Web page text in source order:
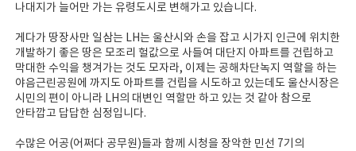
나대지가 늘어만 가는 유령도시로 변해가고 있습니다.
게다가 땅장사만 일삼는 LH는 울산시와 손을 잡고 시가지 인근에 위치한
개발하기 좋은 땅은 모조리 헐값으로 사들여 대단지 아파트를 건립하고
막대한 수익을 챙겨가는 것도 모자라, 이제는 공해차단녹지 역할을 하는
야음근린공원에 까지도 아파트를 건립을 시도하고 있는데도 울산시장은
시민의 편이 아니라 LH의 대변인 역할만 하고 있는 것 같아 참으로
안타깝고 답답한 심정입니다.
수많은 어공(어쩌다 공무원)들과 함께 시청을 장악한 민선 7기의